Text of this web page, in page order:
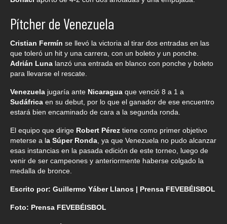
Pítcher de Venezuela
Cristian Fermín se llevó la victoria al tirar dos entradas en las
que toleró un hit y una carrera, con un boleto y un ponche.
Adrián Luna lanzó una entrada en blanco con ponche y boleto
para llevarse el rescate.
Venezuela jugaría ante Nicaragua que venció 8 a 1 a
Sudáfrica en su debut, por lo que el ganador de ese encuentro
estará bien encaminado de cara a la segunda ronda.
El equipo que dirige Robert Pérez tiene como primer objetivo
meterse a la Súper Ronda , ya que Venezuela no pudo alcanzar
esas instancias en la pasada edición de este torneo, luego de
venir de ser campeones y anteriormente haberse colgado la
medalla de bronce.
Escrito por: Guillermo Yáber Llanos | Prensa FEVEBÉISBOL
Foto: Prensa FEVEBÉISBOL